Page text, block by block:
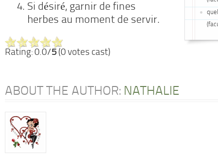
Si désiré, garnir de fines
herbes au moment de servir.
Rating: 0.0/5 (0 votes cast)
ABOUT THE AUTHOR: NATHALIE